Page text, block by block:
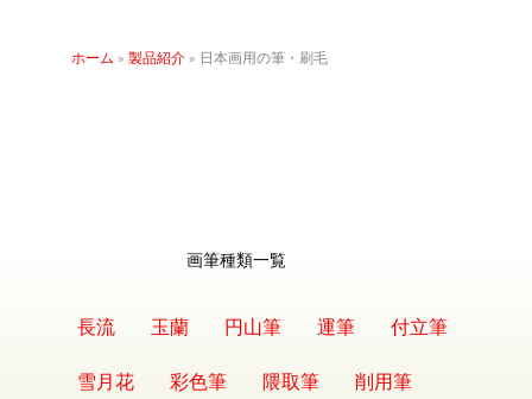
ホーム » 製品紹介 » 日本画用の筆・刷毛
画筆種類一覧
長流 玉蘭 円山筆 運筆 付立筆
雪月花 彩色筆 隈取筆 削用筆